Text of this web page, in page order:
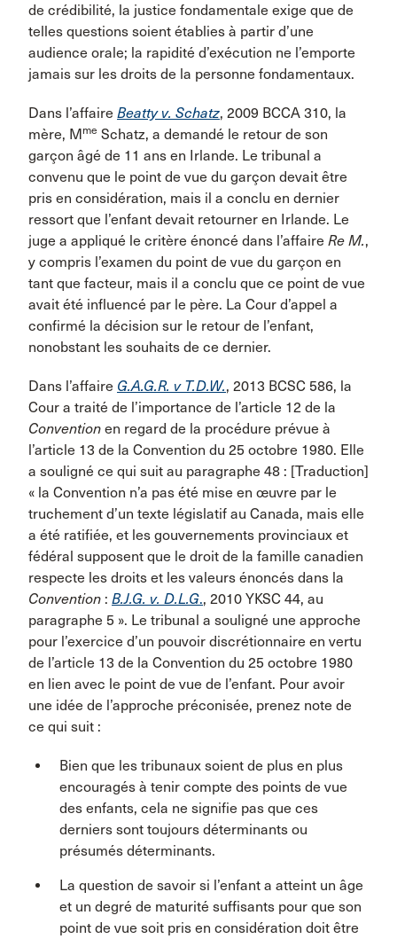
de crédibilité, la justice fondamentale exige que de
telles questions soient établies à partir d’une
audience orale; la rapidité d’exécution ne l’emporte
jamais sur les droits de la personne fondamentaux.
Dans l’affaire Beatty v. Schatz, 2009 BCCA 310, la
mère, Mme Schatz, a demandé le retour de son
garçon âgé de 11 ans en Irlande. Le tribunal a
convenu que le point de vue du garçon devait être
pris en considération, mais il a conclu en dernier
ressort que l’enfant devait retourner en Irlande. Le
juge a appliqué le critère énoncé dans l’affaire Re M.,
y compris l’examen du point de vue du garçon en
tant que facteur, mais il a conclu que ce point de vue
avait été influencé par le père. La Cour d’appel a
confirmé la décision sur le retour de l’enfant,
nonobstant les souhaits de ce dernier.
Dans l’affaire G.A.G.R. v T.D.W., 2013 BCSC 586, la
Cour a traité de l’importance de l’article 12 de la
Convention en regard de la procédure prévue à
l’article 13 de la Convention du 25 octobre 1980. Elle
a souligné ce qui suit au paragraphe 48 : [Traduction]
« la Convention n’a pas été mise en œuvre par le
truchement d’un texte législatif au Canada, mais elle
a été ratifiée, et les gouvernements provinciaux et
fédéral supposent que le droit de la famille canadien
respecte les droits et les valeurs énoncés dans la
Convention : B.J.G. v. D.L.G., 2010 YKSC 44, au
paragraphe 5 ». Le tribunal a souligné une approche
pour l’exercice d’un pouvoir discrétionnaire en vertu
de l’article 13 de la Convention du 25 octobre 1980
en lien avec le point de vue de l’enfant. Pour avoir
une idée de l’approche préconisée, prenez note de
ce qui suit :
Bien que les tribunaux soient de plus en plus
encouragés à tenir compte des points de vue
des enfants, cela ne signifie pas que ces
derniers sont toujours déterminants ou
présumés déterminants.
La question de savoir si l’enfant a atteint un âge
et un degré de maturité suffisants pour que son
point de vue soit pris en considération doit être